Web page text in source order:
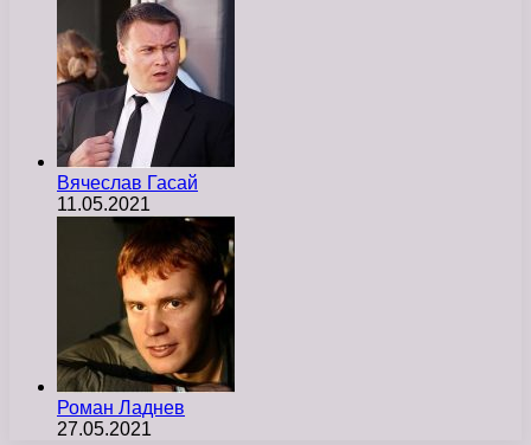
Вячеслав Гасай
11.05.2021
Роман Ладнев
27.05.2021